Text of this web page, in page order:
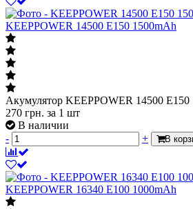
KEEPPOWER 14500 E150 1500mAh
Акумулятор KEEPPOWER 14500 E150
270 грн. за 1 шт
В наличии
-
+ В
KEEPPOWER 16340 E100 1000mAh